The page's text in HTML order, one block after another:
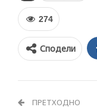
274
Сподели
ПРЕТХОДНО